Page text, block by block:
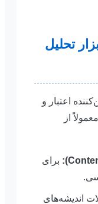
تحلیل
اعتبار و
از
برای
اندیشه‌های